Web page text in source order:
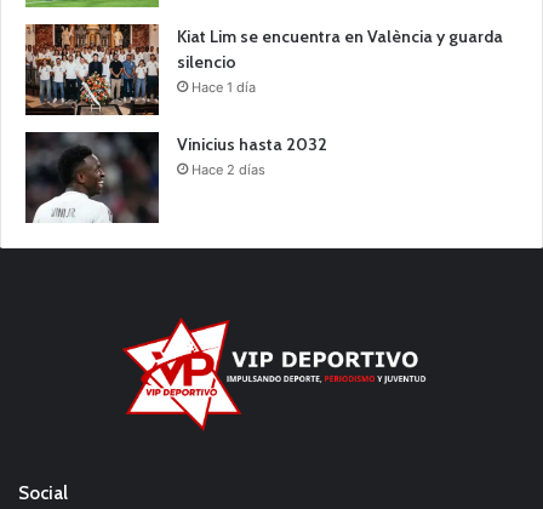
Kiat Lim se encuentra en València y guarda
silencio
Hace 1 día
Vinicius hasta 2032
Hace 2 días
Social